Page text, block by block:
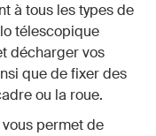
à tous les types de
télescopique
décharger vos
que de fixer des
ou la roue.
permet de